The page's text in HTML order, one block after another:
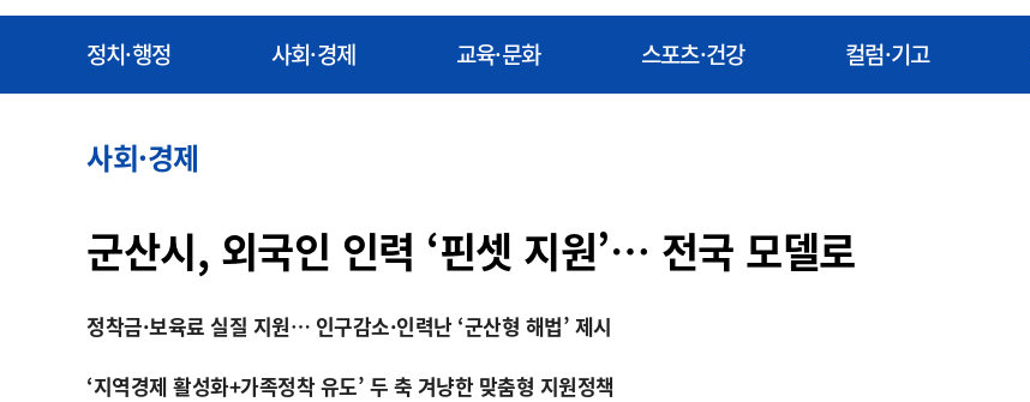
정치·행정 사회·경제 교육·문화 스포츠·건강 컬럼·기고
사회·경제
군산시, 외국인 인력 ‘핀셋 지원’… 전국 모델로
정착금·보육료 실질 지원… 인구감소·인력난 ‘군산형 해법’ 제시
‘지역경제 활성화+가족정착 유도’ 두 축 겨냥한 맞춤형 지원정책